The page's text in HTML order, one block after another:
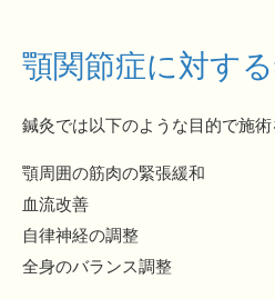
顎関節症に対す
鍼灸では以下のような目的で施術
顎周囲の筋肉の緊張緩和
血流改善
自律神経の調整
全身のバランス調整